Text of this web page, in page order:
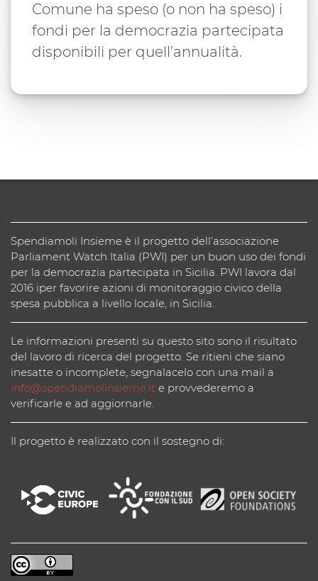
Comune ha speso (o non ha speso) i
fondi per la democrazia partecipata
disponibili per quell’annualità.
Spendiamoli Insieme è il progetto dell’associazione
Parliament Watch Italia (PWI) per un buon uso dei fondi
per la democrazia partecipata in Sicilia. PWI lavora dal
2016 iper favorire azioni di monitoraggio civico della
spesa pubblica a livello locale, in Sicilia.
Le informazioni presenti su questo sito sono il risultato
del lavoro di ricerca del progetto. Se ritieni che siano
inesatte o incomplete, segnalacelo con una mail a
info@spendiamolinsieme.it e provvederemo a
verificarle e ad aggiornarle.
Il progetto è realizzato con il sostegno di: